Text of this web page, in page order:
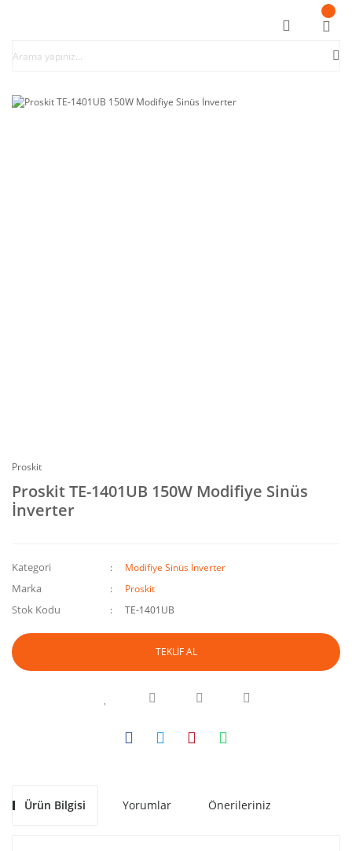
Proskit
Proskit TE-1401UB 150W Modifiye Sinüs
İnverter
Kategori Modifiye Sinüs İnverter
Marka Proskit
Stok Kodu TE-1401UB
TEKLİF AL
Ürün Bilgisi Yorumlar Önerileriniz